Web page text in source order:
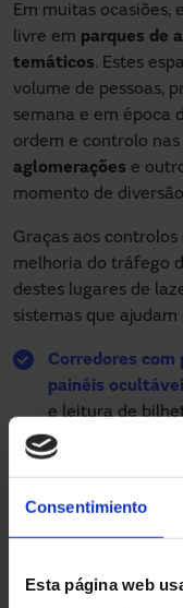
Consentimiento
Esta página web
Em muitas
livre em parques de
temáticos. Estes
volume de pessoas,
semana e em época
ordem e controlo
aglomerações e
momento de
Graças aos controlos
melhoria do tráfego
destes lugares de
sistemas que
Corredores com
painéis
e leitura de
É possível
controlo de
Molinetes, que
recinto num
escritórios do